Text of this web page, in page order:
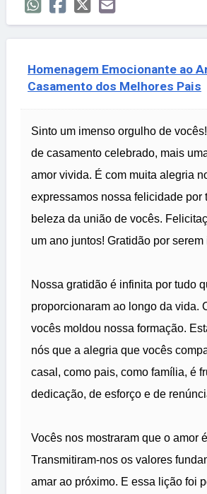
Homenagem Emocionante ao
Casamento dos Melhores Pais
Sinto um imenso orgulho de
de casamento celebrado, mais
amor vivida. É com muita alegria
expressamos nossa felicidade por
beleza da união de vocês.
um ano juntos! Gratidão por
Nossa gratidão é infinita por tudo
proporcionaram ao longo da vida.
vocês moldou nossa formação.
nós que a alegria que vocês
casal, como pais, como família, é
dedicação, de esforço e de
Vocês nos mostraram que o amor
Transmitiram-nos os valores
amar ao próximo. E essa lição foi